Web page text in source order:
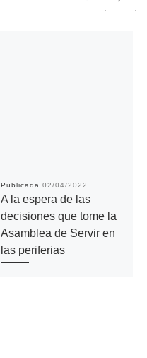
Publicada 02/04/2022
A la espera de las
decisiones que tome la
Asamblea de Servir en
las periferias